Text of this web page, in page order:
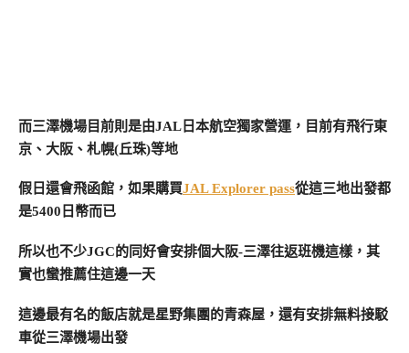
而三澤機場目前則是由JAL日本航空獨家營運，目前有飛行東
京、大阪、札幌(丘珠)等地
假日還會飛函館，如果購買JAL Explorer pass從這三地出發都
是5400日幣而已
所以也不少JGC的同好會安排個大阪-三澤往返班機這樣，其
實也蠻推薦住這邊一天
這邊最有名的飯店就是星野集團的青森屋，還有安排無料接駁
車從三澤機場出發